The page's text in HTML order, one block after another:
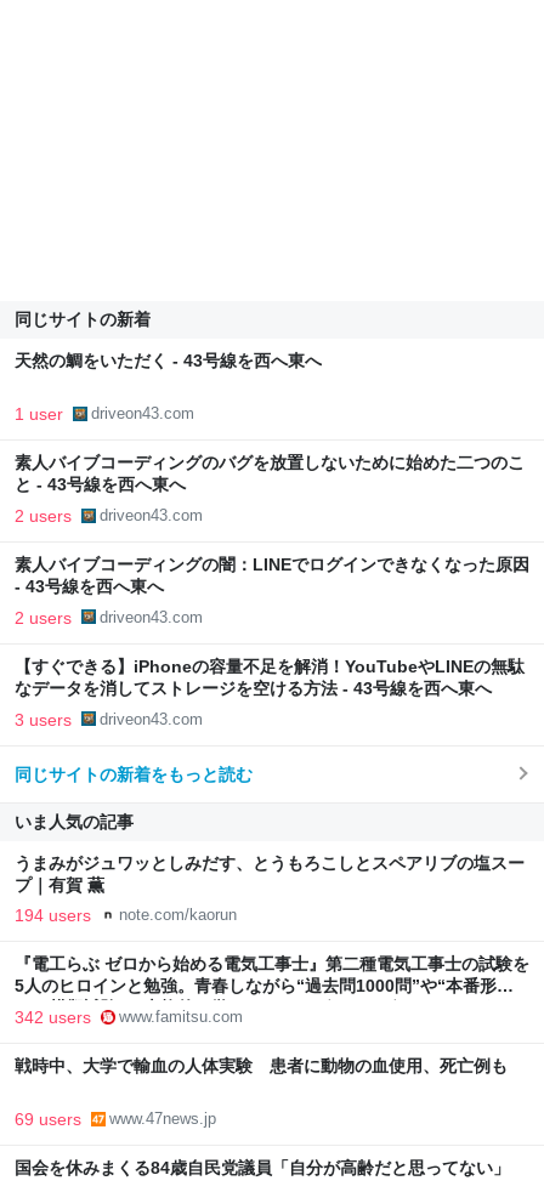
同じサイトの新着
天然の鯛をいただく - 43号線を西へ東へ
1 user driveon43.com
素人バイブコーディングのバグを放置しないために始めた二つのこ
と - 43号線を西へ東へ
2 users driveon43.com
素人バイブコーディングの闇：LINEでログインできなくなった原因
- 43号線を西へ東へ
2 users driveon43.com
【すぐできる】iPhoneの容量不足を解消！YouTubeやLINEの無駄
なデータを消してストレージを空ける方法 - 43号線を西へ東へ
3 users driveon43.com
同じサイトの新着をもっと読む
いま人気の記事
うまみがジュワッとしみだす、とうもろこしとスペアリブの塩スー
プ｜有賀 薫
194 users note.com/kaorun
『電工らぶ ゼロから始める電気工事士』第二種電気工事士の試験を
5人のヒロインと勉強。青春しながら“過去問1000問”や“本番形式
CBT模擬試験”で本格的に学べるノベルゲーム | ゲーム・エンタメ
最新情報のファミ通.com
342 users www.famitsu.com
戦時中、大学で輸血の人体実験 患者に動物の血使用、死亡例も
69 users www.47news.jp
国会を休みまくる84歳自民党議員「自分が高齢だと思ってない」